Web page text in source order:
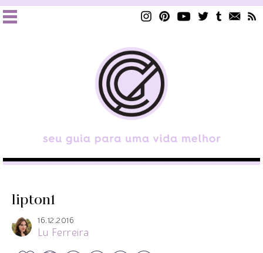
lipton1
16.12.2016
Lu Ferreira